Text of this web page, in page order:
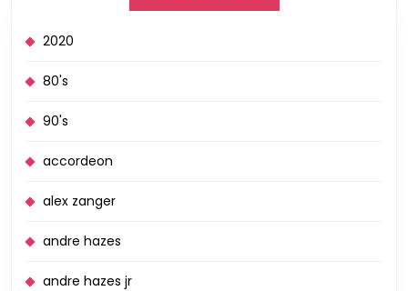
2020
80's
90's
accordeon
alex zanger
andre hazes
andre hazes jr